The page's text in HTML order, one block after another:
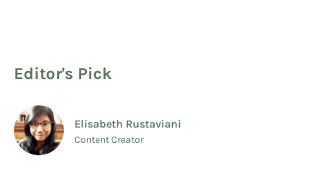
Editor's Pick
Elisabeth Rustaviani
Content Creator